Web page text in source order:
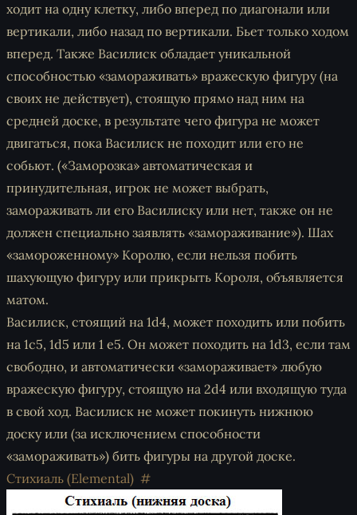
ходит на одну клетку, либо вперед по диагонали или
вертикали, либо назад по вертикали. Бьет только ходом
вперед. Также Василиск обладает уникальной
способностью «замораживать» вражескую фигуру (на
своих не действует), стоящую прямо над ним на
средней доске, в результате чего фигура не может
двигаться, пока Василиск не походит или его не
собьют. («Заморозка» автоматическая и
принудительная, игрок не может выбрать,
замораживать ли его Василиску или нет, также он не
должен специально заявлять «замораживание»). Шах
«замороженному» Королю, если нельзя побить
шахующую фигуру или прикрыть Короля, объявляется
матом.
Василиск, стоящий на 1d4, может походить или побить
на 1c5, 1d5 или 1 e5. Он может походить на 1d3, если там
свободно, и автоматически «замораживает» любую
вражескую фигуру, стоящую на 2d4 или входящую туда
в свой ход. Василиск не может покинуть нижнюю
доску или (за исключением способности
«замораживать») бить фигуры на другой доске.
Стихиаль (Elemental)